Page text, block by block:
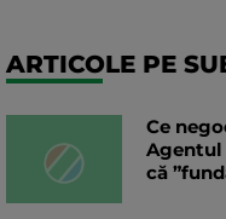
ARTICOLE PE
Ce
Agentul
că